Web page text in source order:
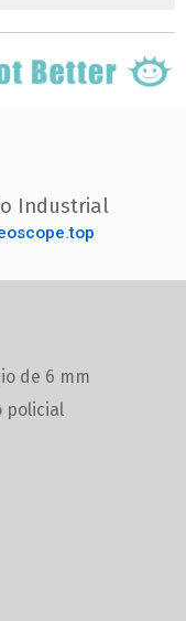
Industrial
de 6 mm
policial